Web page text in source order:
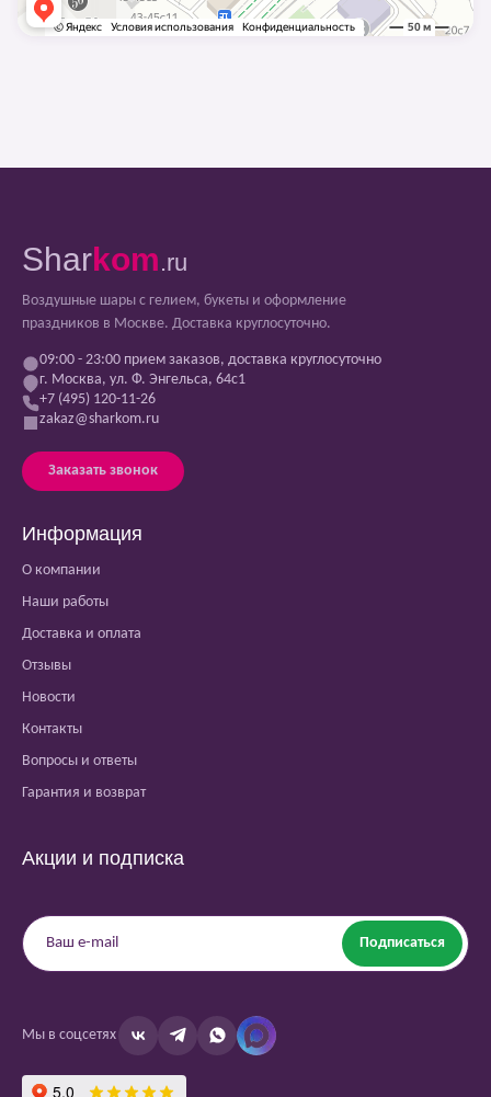
Sharkom.ru
Воздушные шары с гелием, букеты и оформление
праздников в Москве. Доставка круглосуточно.
09:00 - 23:00 прием заказов, доставка круглосуточно
г. Москва, ул. Ф. Энгельса, 64с1
+7 (495) 120-11-26
zakaz@sharkom.ru
Заказать звонок
Информация
О компании
Наши работы
Доставка и оплата
Отзывы
Новости
Контакты
Вопросы и ответы
Гарантия и возврат
Акции и подписка
Подписаться
Мы в соцсетях